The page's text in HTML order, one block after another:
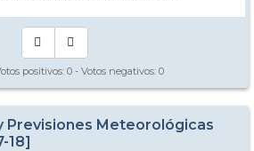
positivos: 0 - Votos negativos: 0
Previsiones Meteorológicas
18]